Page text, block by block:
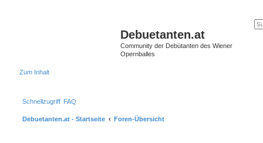
Debuetanten.at
Community der Debütanten des Wiener
Opernballes
Zum Inhalt
Schnellzugriff FAQ
Debuetanten.at - Startseite Foren-Übersicht